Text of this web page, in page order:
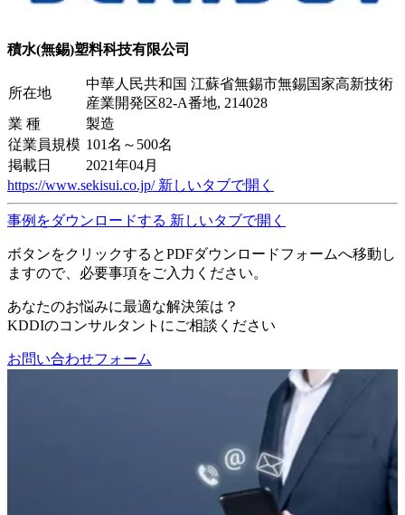
積水(無錫)塑料科技有限公司
所在地
中華人民共和国 江蘇省無錫市無錫国家高新技術
産業開発区82-A番地, 214028
業 種
製造
従業員規模 101名～500名
掲載日
2021年04月
https://www.sekisui.co.jp/ 新しいタブで開く
事例をダウンロードする 新しいタブで開く
ボタンをクリックするとPDFダウンロードフォームへ移動し
ますので、必要事項をご入力ください。
あなたのお悩みに最適な解決策は？
KDDIのコンサルタントにご相談ください
お問い合わせフォーム